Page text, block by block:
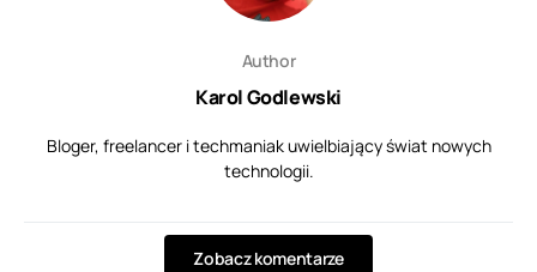
Author
Karol Godlewski
Bloger, freelancer i techmaniak uwielbiający świat nowych
technologii.
Zobacz komentarze